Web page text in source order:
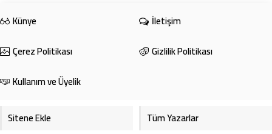
başlayan ...
Künye
İletişim
Çerez Politikası
Gizlilik Politikası
Kullanım ve Üyelik
Sitene Ekle Tüm Yazarlar